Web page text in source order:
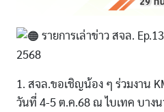
รายการเล่าข่าว สจล.
2568
1. สจล.ขอเชิญน้อง ๆ ร่วมงาน
วันที่ 4-5 ต.ค.68 ณ ไบเทค บางน